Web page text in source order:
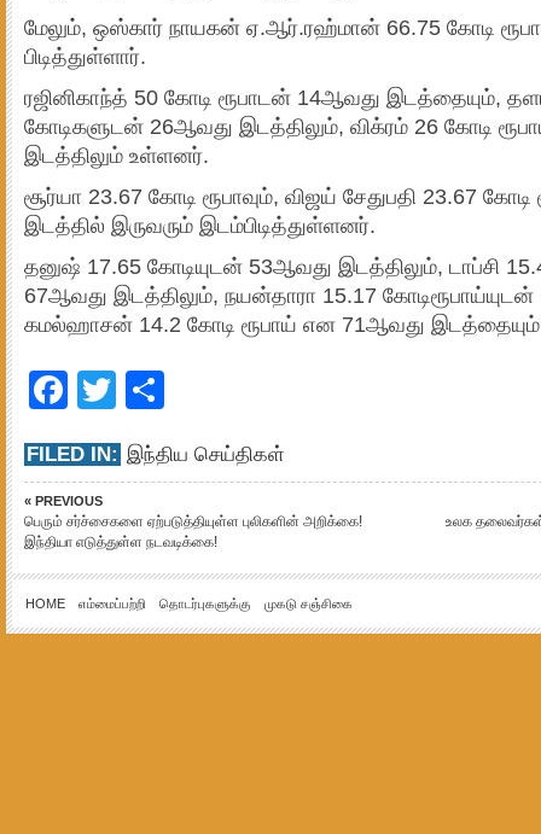
மேலும், ஒஸ்கார் நாயகன் ஏ.ஆர்.ரஹ்மான் 66.75 கோடி
பிடித்துள்ளார்.
ரஜினிகாந்த் 50 கோடி ரூபாடன் 14ஆவது இடத்தையும்,
கோடிகளுடன் 26ஆவது இடத்திலும், விக்ரம் 26 கோடி
இடத்திலும் உள்ளனர்.
சூர்யா 23.67 கோடி ரூபாவும், விஜய் சேதுபதி 23.67
இடத்தில் இருவரும் இடம்பிடித்துள்ளனர்.
தனுஷ் 17.65 கோடியுடன் 53ஆவது இடத்திலும், டாப்சி
67ஆவது இடத்திலும், நயன்தாரா 15.17
கமல்ஹாசன் 14.2 கோடி ரூபாய் என 71ஆவது இடத்தையும்
Facebook
Twitter
FILED IN: இந்திய செய்திகள்
« PREVIOUS
பெரும் சர்ச்சைகளை ஏற்படுத்தியுள்ள புலிகளின் அறிக்கை!
இந்தியா எடுத்துள்ள நடவடிக்கை!
உலக தலைவர்கள்
HOME எம்மைப்பற்றி தொடர்புகளுக்கு முகடு சஞ்சிகை